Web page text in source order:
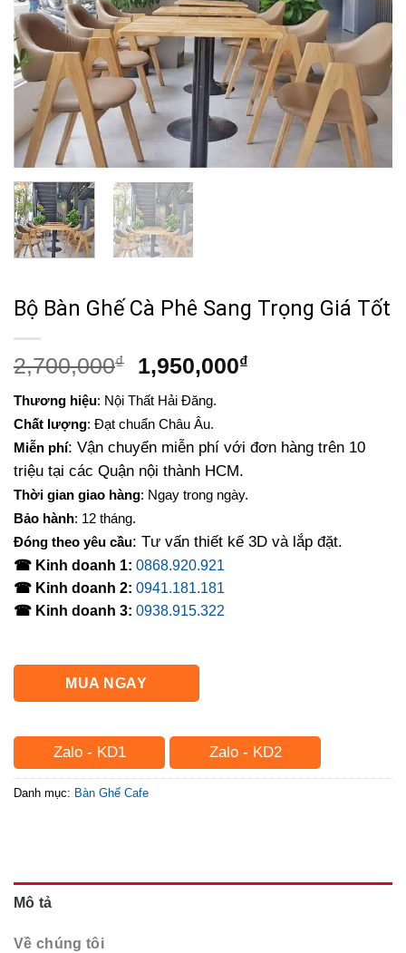
Bộ Bàn Ghế Cà Phê Sang Trọng Giá Tốt
2,700,000₫
Giá
là:
2,700,000₫.
1,950,000₫Giá
1,950,000₫.
Thương hiệu: Nội Thất Hải Đăng.
Chất lượng: Đạt chuẩn Châu Âu.
Miễn phí: Vận chuyển miễn phí với đơn hàng trên 10
triệu tại các Quận nội thành HCM.
Thời gian giao hàng: Ngay trong ngày.
Bảo hành: 12 tháng.
Đóng theo yêu cầu: Tư vấn thiết kế 3D và lắp đặt.
☎ Kinh doanh 1: 0868.920.921
☎ Kinh doanh 2: 0941.181.181
☎ Kinh doanh 3: 0938.915.322
MUA NGAY
Zalo - KD1 Zalo - KD2
Danh mục: Bàn Ghế Cafe
Mô tả
Về chúng tôi